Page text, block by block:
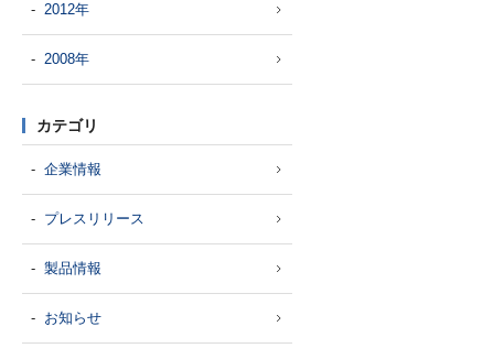
2012年
2008年
カテゴリ
企業情報
プレスリリース
製品情報
お知らせ